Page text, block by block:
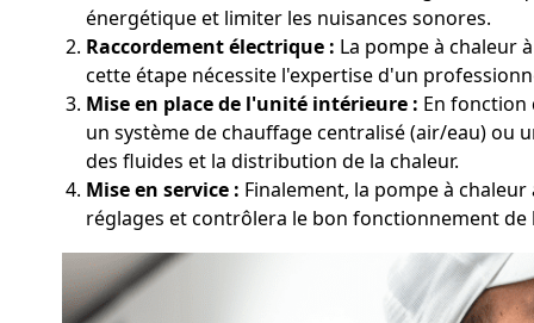
énergétique et limiter les nuisances sonores.
Raccordement électrique : La pompe à chaleur
cette étape nécessite l'expertise d'un
Mise en place de l'unité intérieure : En fonction
un système de chauffage centralisé (air/eau) ou
des fluides et la distribution de la chaleur.
Mise en service : Finalement, la pompe à
réglages et contrôlera le bon fonctionnement de